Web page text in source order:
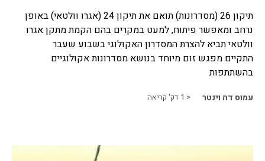
תיקון 26 (מסדרונות) תואם את תיקון 24 (אגרו וולטאי) באופן
נרחב ומאפשר פיתוח, למעט במקרים בהם הקמת מתקן אגרו
וולטאי תביא להצרת המסדרון האקולוגי בשבוע שעבר
התקיים מפגש זום מיוחד בנושא מסדרונות אקולוגיים
בהשתתפות
עמוס דה וינטר < 1 דק' קריאה